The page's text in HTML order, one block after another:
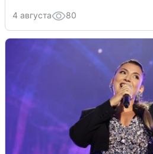
4 августа 80